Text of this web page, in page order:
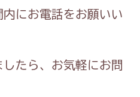
にお電話をお願いい
たら、お気軽にお問